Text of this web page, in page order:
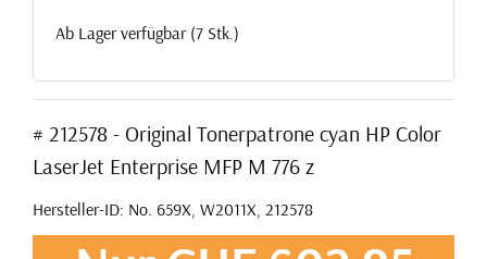
Ab Lager verfügbar (7 Stk.)
# 212578 - Original Tonerpatrone cyan HP Color
LaserJet Enterprise MFP M 776 z
Hersteller-ID: No. 659X, W2011X, 212578